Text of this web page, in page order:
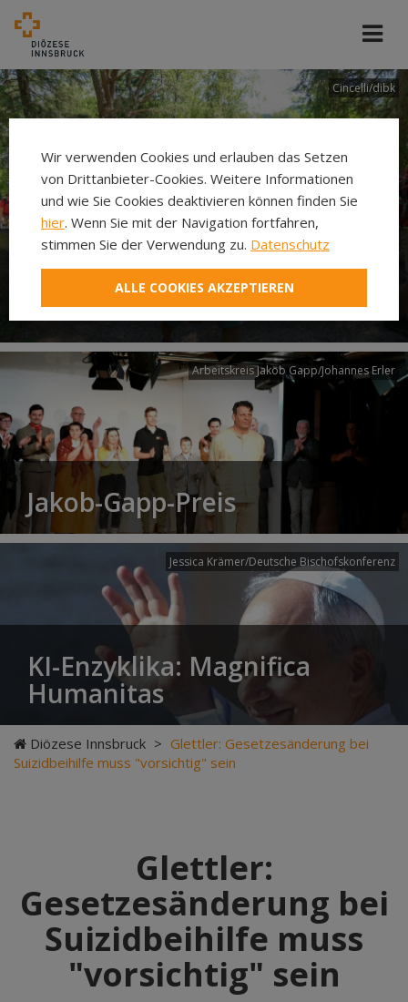
Cincelli/dibk
Neuer Pilgerweg Via
Laudato si’
Arbeitskreis Jakob Gapp/Johannes Erler
Jakob-Gapp-Preis
Jessica Krämer/Deutsche Bischofskonferenz
KI-Enzyklika: Magnifica
Humanitas
Diözese Innsbruck > Glettler: Gesetzesänderung bei
Suizidbeihilfe muss "vorsichtig" sein
Glettler:
Gesetzesänderung bei
Suizidbeihilfe muss
"vorsichtig" sein
Wir verwenden Cookies und erlauben das Setzen
von Drittanbieter-Cookies. Weitere Informationen
und wie Sie Cookies deaktivieren können finden Sie
hier. Wenn Sie mit der Navigation fortfahren,
stimmen Sie der Verwendung zu. Datenschutz
ALLE COOKIES AKZEPTIEREN